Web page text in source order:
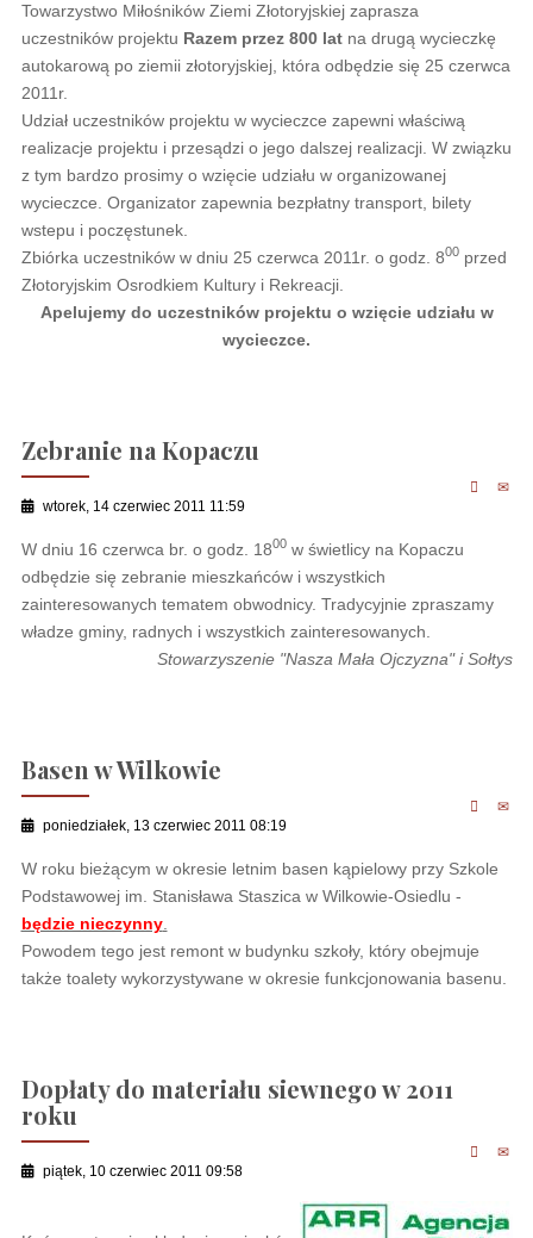
Towarzystwo Miłośników Ziemi Złotoryjskiej zaprasza
uczestników projektu Razem przez 800 latna drugą wycieczkę
autokarową po ziemii złotoryjskiej, która odbędzie się 25 czerwca
2011r.
Udział uczestników projektu w wycieczce zapewni właściwą
realizacje projektu i przesądzi o jego dalszej realizacji. W związku
z tym bardzo prosimy o wzięcie udziału w organizowanej
wycieczce. Organizator zapewnia bezpłatny transport, bilety
wstepu i poczęstunek.
Zbiórka uczestników w dniu 25 czerwca 2011r. o godz. 800przed
Złotoryjskim Osrodkiem Kultury i Rekreacji.
Apelujemy do uczestników projektu o wzięcie udziału w
wycieczce.
Zebranie na Kopaczu
wtorek, 14 czerwiec 2011 11:59
W dniu 16 czerwca br. o godz. 1800w świetlicy na Kopaczu
odbędzie się zebranie mieszkańców i wszystkich
zainteresowanych tematem obwodnicy. Tradycyjnie zpraszamy
władze gminy, radnych i wszystkich zainteresowanych.
Stowarzyszenie "Nasza Mała Ojczyzna" i Sołtys
Basen w Wilkowie
poniedziałek, 13 czerwiec 2011 08:19
W roku bieżącym w okresie letnim basen kąpielowy przy Szkole
Podstawowej im. Stanisława Staszica w Wilkowie-Osiedlu -
będzie nieczynny.
Powodem tego jest remont w budynku szkoły, który obejmuje
także toalety wykorzystywane w okresie funkcjonowania basenu.
Dopłaty do materiału siewnego w 2011
roku
piątek, 10 czerwiec 2011 09:58